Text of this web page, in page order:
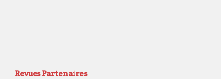
Revues Partenaires